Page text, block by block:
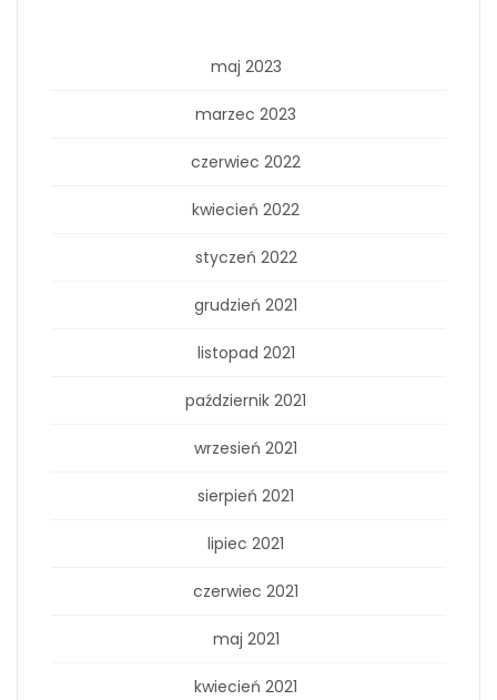
maj 2023
marzec 2023
czerwiec 2022
kwiecień 2022
styczeń 2022
grudzień 2021
listopad 2021
październik 2021
wrzesień 2021
sierpień 2021
lipiec 2021
czerwiec 2021
maj 2021
kwiecień 2021